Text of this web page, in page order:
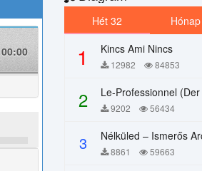
00:00
Hét 32
1 Kincs Ami Nincs
12982 84853
2 9202 56434
3 Nélküled – Ismerős
8861 59663